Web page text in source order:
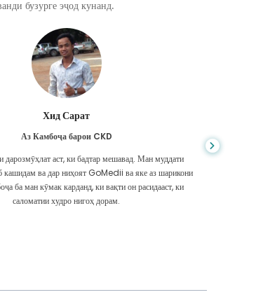
бузурге эҷод кунанд.
Хид Сарат
Аз Камбоҷа барои CKD
дарозмӯҳлат аст, ки бадтар мешавад. Ман муддати
кашидам ва дар ниҳоят GoMedii ва яке аз шарикони
ба ман кӯмак карданд, ки вақти он расидааст, ки
саломатии худро нигоҳ дорам.